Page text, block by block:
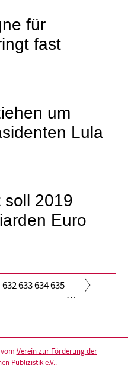
für
fast
um
Lula
soll 2019
Euro
Seite
632Seite
633Seite
634Seite
635
…
Verein zur Förderung der
Publizistik e.V.: